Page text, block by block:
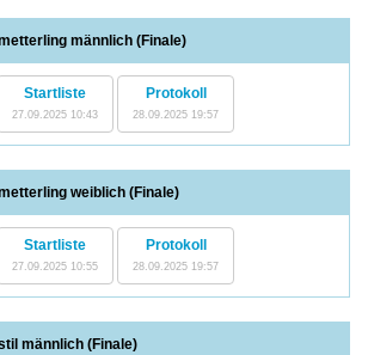
männlich (Finale)
Startliste
27.09.2025 10:43
Protokoll
28.09.2025 19:57
weiblich (Finale)
Startliste
27.09.2025 10:55
Protokoll
28.09.2025 19:57
männlich (Finale)